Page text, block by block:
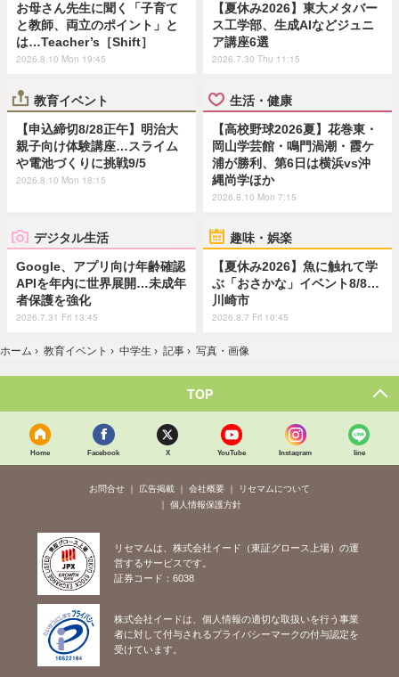
お母さん先生に聞く「子育て
と教師、両立のポイント」と
は…Teacher’s［Shift］
2026.8.10 Mon 19:45
【夏休み2026】東大メタバー
ス工学部、生成AIなどジュニ
ア講座6選
2026.7.30 Thu 11:15
教育イベント
【申込締切8/28正午】明治大
親子向け体験講座…スライム
や電池づくりに挑戦9/5
2026.8.10 Mon 18:15
生活・健康
【高校野球2026夏】花巻東・
岡山学芸館・鳴門渦潮・霞ケ
浦が勝利、第6日は横浜vs沖
縄尚学ほか
2026.8.10 Mon 7:15
デジタル生活
Google、アプリ向け年齢確認
APIを年内に世界展開…未成年
者保護を強化
2026.7.31 Fri 13:45
趣味・娯楽
【夏休み2026】魚に触れて学
ぶ「おさかな」イベント8/8…
川崎市
2026.8.7 Fri 10:45
ホーム › 教育イベント › 中学生 › 記事 › 写真・画像
TOP
Home Facebook X YouTube Instagram line
お問合せ 広告掲載 会社概要
リセマムについて
個人情報保護方針
リセマムは、株式会社イード（東証グロース上場）の運
営するサービスです。
証券コード：6038
株式会社イードは、個人情報の適切な取扱いを行う事業
者に対して付与されるプライバシーマークの付与認定を
受けています。